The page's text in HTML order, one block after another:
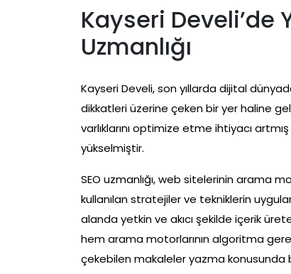
Kayseri Develi’de
Uzmanlığı
Kayseri Develi, son yıllarda dijital
dikkatleri üzerine çeken bir yer haline
varlıklarını optimize etme ihtiyacı
yükselmiştir.
SEO uzmanlığı, web sitelerinin arama
kullanılan stratejiler ve tekniklerin
alanda yetkin ve akıcı şekilde içerik
hem arama motorlarının algoritma
çekebilen makaleler yazma konusunda